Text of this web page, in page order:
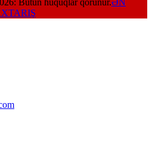
Bütün hüquqlar qorunur.ƏN